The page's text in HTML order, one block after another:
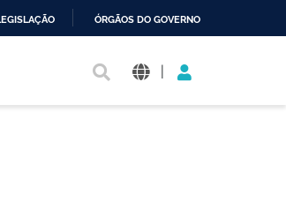
ÓRGÃOS DO GOVERNO
|